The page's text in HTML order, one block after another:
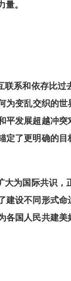
。
系和依存比过
变乱交织的世
平发展超越冲
定了更明确的
为国际共识，
建设不同形式
各国人民共建